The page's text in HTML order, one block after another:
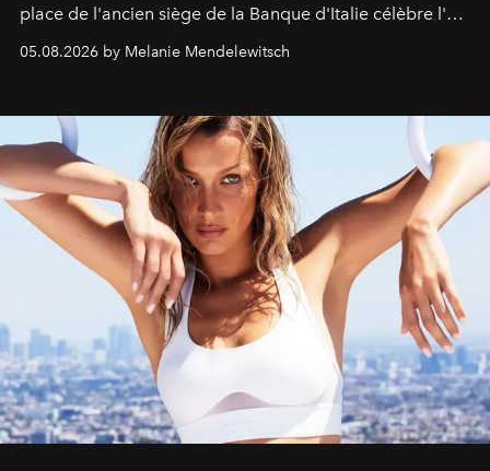
place de l'ancien siège de la Banque d'Italie célèbre l'art
de vivre Romain dans toute son élégance intemporelle.
05.08.2026 by Melanie Mendelewitsch